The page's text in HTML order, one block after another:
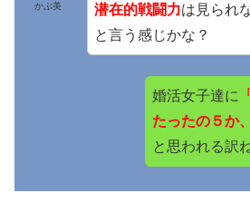
かぶ美
潜在的戦闘力は見られ
と言う感じかな？
婚活女子達に
たったの５か
と思われる訳ね